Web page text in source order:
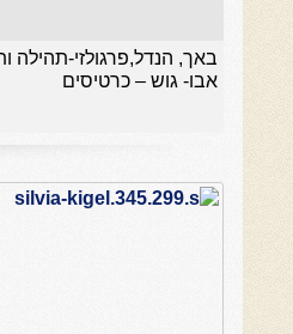
באך, הנדל,פרגולזי-תהילה
אבו- גוש – כרטיסים